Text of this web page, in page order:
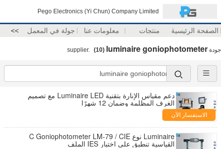
Pego Electronics (Yi Chun) Company Limited
الصفحة الرئيسية منتجات معلومات عنا جولة في المعمل >>
جودة luminaire goniophotometer
(10)
دعم مقياس الإنارة بتقنية Luminaire LED مع تصميم
الغرف المظلمة وضمان 12 شهرًا
الاستفسار الآن
Luminaire نوع C Goniophotometer LM-79 / CIE
القياسية تنطبق على اختبار IES الملف